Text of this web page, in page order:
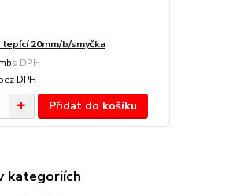
lepící 20mm/b/smyčka
DPH
Přidat do košíku
kategoriích